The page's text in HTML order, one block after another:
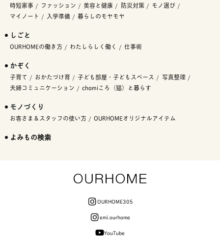
時短家事
ファッション 美容と健康 防災対策
モノ選び
マイノート
入学準備 暮らしのモヤモヤ
しごと
OURHOMEの働き方 わたしらしく働く 仕事術
かぞく
子育て おかたづけ育 子ども部屋・子どもスペース
写真整理
夫婦コミュニケーション
chamiころ（猫）と暮らす
モノづくり
お客さま＆スタッフの使い方 OURHOMEオリジナルアイテム
よみもの検索
OURHOME305
emi.ourhome
YouTube